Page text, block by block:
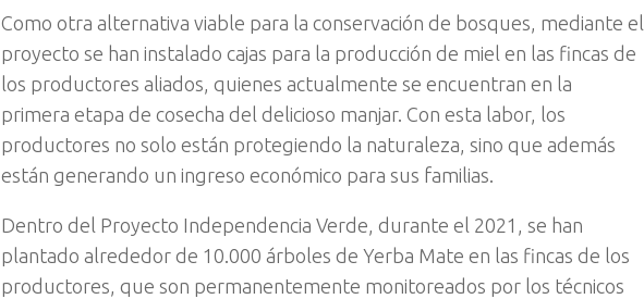
Como otra alternativa viable para la conservación de bosques, mediante el
proyecto se han instalado cajas para la producción de miel en las fincas de
los productores aliados, quienes actualmente se encuentran en la
primera etapa de cosecha del delicioso manjar. Con esta labor, los
productores no solo están protegiendo la naturaleza, sino que además
están generando un ingreso económico para sus familias.
Dentro del Proyecto Independencia Verde, durante el 2021, se han
plantado alrededor de 10.000 árboles de Yerba Mate en las fincas de los
productores, que son permanentemente monitoreados por los técnicos